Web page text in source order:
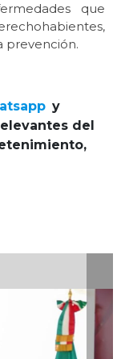
que
prevención.
y
del